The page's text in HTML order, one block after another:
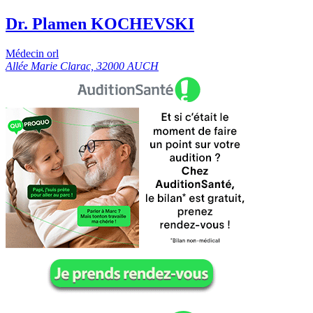
Dr. Plamen KOCHEVSKI
Médecin orl
Allée Marie Clarac, 32000 AUCH